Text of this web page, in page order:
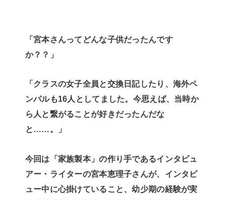
「宮本さんってどんな子供だったんです
か？？」
「クラスの女子全員と交換日記したり、海外ペ
ンパルも16人としてました。今思えば、当時か
ら人と繋がることが好きだったんだな
と……。」
今回は「家族製本」の作り手であるインタビュ
アー・ライターの宮本恵理子さんが、インタビ
ュー中に心掛けていること、幼少期の経験が実